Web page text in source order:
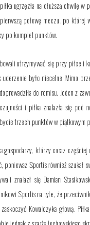
ugrzęzła na dłuższą chwilę w
połowę meczu, po której
po komplet punktów.
utrzymywać się przy piłce i
uderzenie było niecelne. Mimo
do remisu. Jeden z
i piłka znalazła się pod
trzech punktów w piątkowym
gospodarzy, którzy coraz
ponieważ Sportis również szukał
znalazł się Damian
Sportis na tyle, że
Kowalczyka głową.